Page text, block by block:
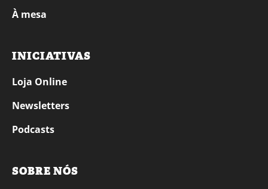
À mesa
INICIATIVAS
Loja Online
Newsletters
Podcasts
SOBRE NÓS